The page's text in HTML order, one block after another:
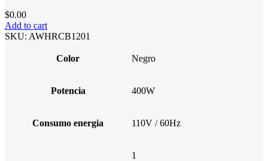
$0.00
Add to cart
SKU: AWHRCB1201
Color Negro
Potencia 400W
Consumo energia 110V / 60Hz
1